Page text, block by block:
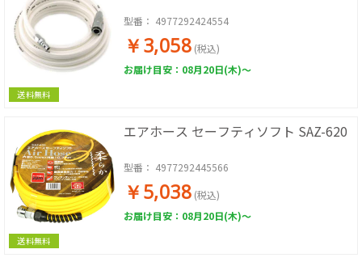
送料無料
型番： 4977292424554
￥3,058 (税込)
お届け目安：08月20日(木)～
送料無料
エアホース セーフティソフト SAZ-620
型番： 4977292445566
￥5,038 (税込)
お届け目安：08月20日(木)～